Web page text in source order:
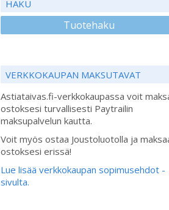
HAKU
Tuotehaku
VERKKOKAUPAN MAKSUTAVAT
Astiataivas.fi-verkkokaupassa voit
ostoksesi turvallisesti Paytrailin
maksupalvelun kautta.
Voit myös ostaa Joustoluotolla ja
ostoksesi erissä!
Lue lisää verkkokaupan sopimusehdot -
sivulta.